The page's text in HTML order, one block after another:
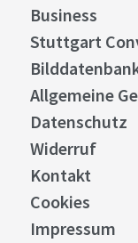
Business
Stuttgart
Allgemeine
Datenschutz
Widerruf
Kontakt
Cookies
Impressum